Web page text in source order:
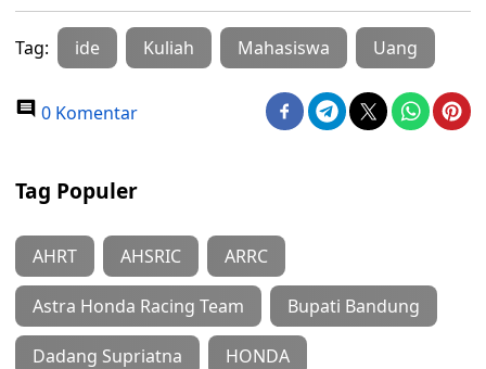
Tag: ide Kuliah Mahasiswa Uang
0 Komentar
Tag Populer
AHRT AHSRIC ARRC
Astra Honda Racing Team Bupati Bandung
Dadang Supriatna HONDA